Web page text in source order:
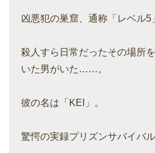
凶悪犯の巣窟、通称「レベル5
殺人すら日常だったその場所
いた男がいた……。
彼の名は「KEI」。
驚愕の実録プリズンサバイバ